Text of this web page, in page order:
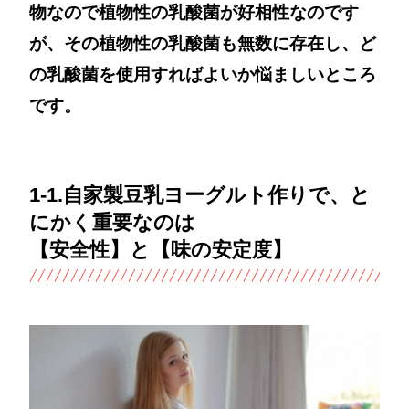
物なので植物性の乳酸菌が好相性なのです
が、その植物性の乳酸菌も無数に存在し、ど
の乳酸菌を使用すればよいか悩ましいところ
です。
1-1.自家製豆乳ヨーグルト作りで、と
にかく重要なのは
【安全性】と【味の安定度】